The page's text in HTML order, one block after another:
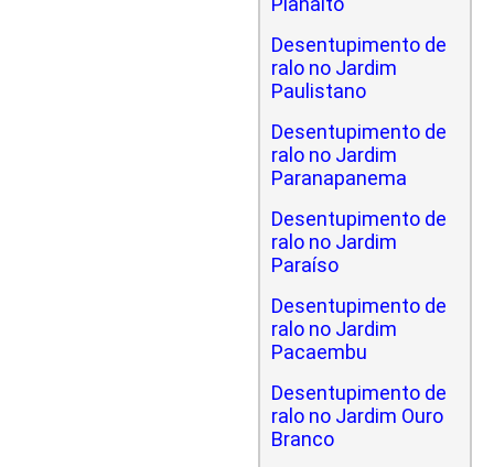
Desentupimento de
ralo no Jardim
Paulistano
Desentupimento de
ralo no Jardim
Paranapanema
Desentupimento de
ralo no Jardim
Paraíso
Desentupimento de
ralo no Jardim
Pacaembu
Desentupimento de
ralo no Jardim Ouro
Branco